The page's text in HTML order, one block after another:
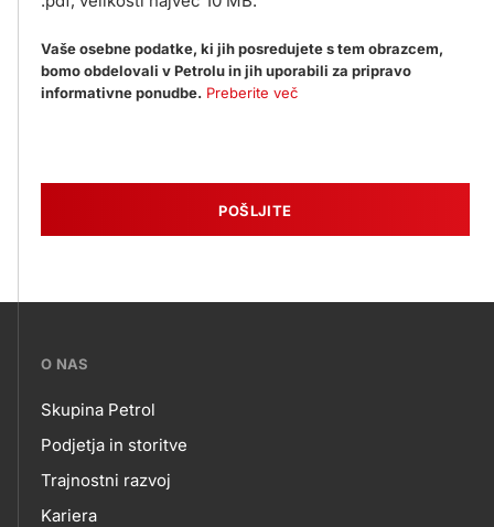
Vaše osebne podatke, ki jih posredujete s tem obrazcem,
bomo obdelovali v Petrolu in jih uporabili za pripravo
informativne ponudbe. Preberite več
POŠLJITE
???
skupno.footer-
title???
O NAS
O
NAS
Skupina Petrol
Podjetja in storitve
Trajnostni razvoj
Kariera